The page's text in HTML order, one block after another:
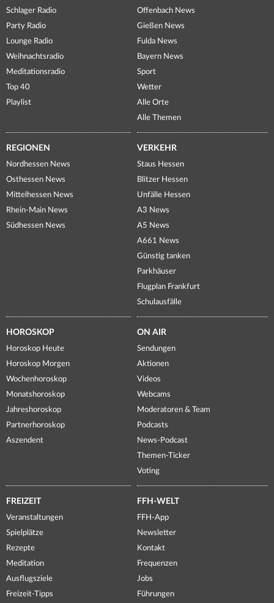
Schlager Radio
Party Radio
Lounge Radio
Weihnachtsradio
Meditationsradio
Top 40
Playlist
Offenbach News
Gießen News
Fulda News
Bayern News
Sport
Wetter
Alle Orte
Alle Themen
REGIONEN
Nordhessen News
Osthessen News
Mittelhessen News
Rhein-Main News
Südhessen News
VERKEHR
Staus Hessen
Blitzer Hessen
Unfälle Hessen
A3 News
A5 News
A661 News
Günstig tanken
Parkhäuser
Flugplan Frankfurt
Schulausfälle
HOROSKOP
Horoskop Heute
Horoskop Morgen
Wochenhoroskop
Monatshoroskop
Jahreshoroskop
Partnerhoroskop
Aszendent
ON AIR
Sendungen
Aktionen
Videos
Webcams
Moderatoren & Team
Podcasts
News-Podcast
Themen-Ticker
Voting
FREIZEIT
Veranstaltungen
Spielplätze
Rezepte
Meditation
Ausflugsziele
Freizeit-Tipps
FFH-WELT
FFH-App
Newsletter
Kontakt
Frequenzen
Jobs
Führungen